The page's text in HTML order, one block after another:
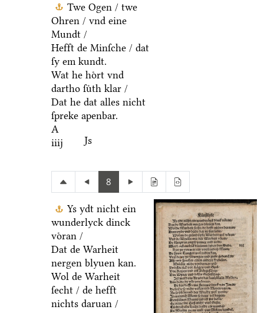
Twe Ogen / twe
Ohren / vnd eine
Mundt /
Hefft de Minſche / dat
ſy em kundt.
Wat he hoͤrt vnd
dartho ſuͤth klar /
Dat he dat alles nicht
ſpreke apenbar.
A
iiij
Js
8
Ys ydt nicht ein
wunderlyck dinck
voͤran /
Dat de Warheit
nergen blyuen kan.
Wol de Warheit
ſecht / de hefft
nichts daruan /